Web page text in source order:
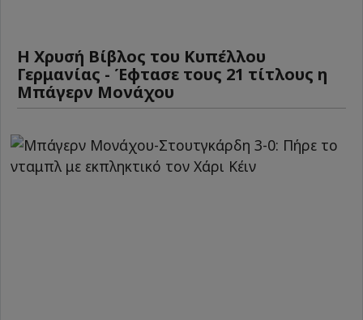
Η Χρυσή Βίβλος του Κυπέλλου
Γερμανίας - Έφτασε τους 21 τίτλους η
Μπάγερν Μονάχου